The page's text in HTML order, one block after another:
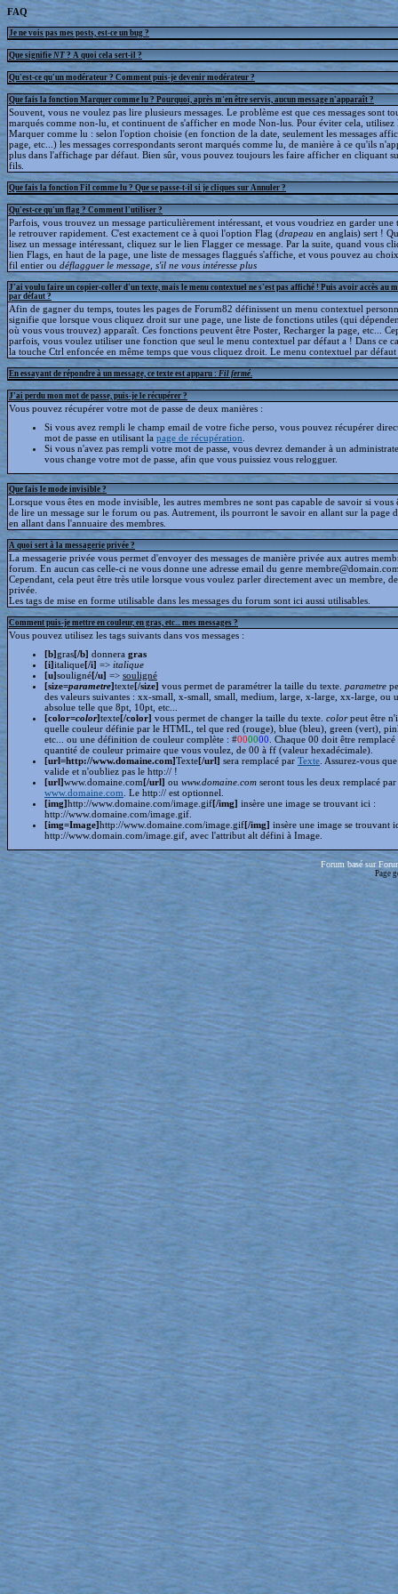
FAQ
Je ne vois pas mes posts, est-ce un bug ?
Que signifie NT ? A quoi cela sert-il ?
Qu'est-ce qu'un modérateur ? Comment puis-je devenir modérateur ?
Que fais la fonction Marquer comme lu ? Pourquoi, après m'en être servis, aucun message n'apparaît ?
Souvent, vous ne voulez pas lire plusieurs messages. Le problème est que ces messages sont
marqués comme non-lu, et continuent de s'afficher en mode Non-lus. Pour éviter cela,
Marquer comme lu : selon l'option choisie (en fonction de la date, seulement les messages
page, etc...) les messages correspondants seront marqués comme lu, de manière à ce qu'ils
plus dans l'affichage par défaut. Bien sûr, vous pouvez toujours les faire afficher en cliquant
fils.
Que fais la fonction Fil comme lu ? Que se passe-t-il si je cliques sur Annuler ?
Qu'est-ce qu'un flag ? Comment l'utiliser ?
Parfois, vous trouvez un message particulièrement intéressant, et vous voudriez en garder une
le retrouver rapidement. C'est exactement ce à quoi l'option Flag (drapeau en anglais) sert !
lisez un message intéressant, cliquez sur le lien Flagger ce message. Par la suite, quand vous
lien Flags, en haut de la page, une liste de messages flaggués s'affiche, et vous pouvez au
fil entier ou déflagguerle message, s'il ne vous intéresse plus
J'ai voulu faire un copier-coller d'un texte, mais le menu contextuel ne s'est pas affiché ! Puis avoir accès au
par défaut ?
Afin de gagner du temps, toutes les pages de Forum82 définissent un menu contextuel
signifie que lorsque vous cliquez droit sur une page, une liste de fonctions utiles (qui
où vous vous trouvez) apparaît. Ces fonctions peuvent être Poster, Recharger la page, etc...
parfois, vous voulez utiliser une fonction que seul le menu contextuel par défaut a ! Dans ce
la touche Ctrl enfoncée en même temps que vous cliquez droit. Le menu contextuel par
En essayant de répondre à un message, ce texte est apparu : Fil fermé
J'ai perdu mon mot de passe, puis-je le récupérer ?
Vous pouvez récupérer votre mot de passe de deux manières :
Si vous avez rempli le champ email de votre fiche perso, vous pouvez récupérer
mot de passe en utilisant la page de récupération
Si vous n'avez pas rempli votre mot de passe, vous devrez demander à un
vous change votre mot de passe, afin que vous puissiez vous relogguer.
Que fais le mode invisible ?
Lorsque vous êtes en mode invisible, les autres membres ne sont pas capable de savoir si vous
de lire un message sur le forum ou pas. Autrement, ils pourront le savoir en allant sur la page
en allant dans l'annuaire des membres.
A quoi sert à la messagerie privée ?
La messagerie privée vous permet d'envoyer des messages de manière privée aux autres
forum. En aucun cas celle-ci ne vous donne une adresse email du genre
Cependant, cela peut être très utile lorsque vous voulez parler directement avec un membre,
privée.
Les tags de mise en forme utilisable dans les messages du forum sont ici aussi utilisables.
Comment puis-je mettre en couleur, en gras, etc... mes messages ?
Vous pouvez utilisez les tags suivants dans vos messages :
[b]gras[/b] donnera gras
[i]italique[/i] => italique
[u]souligné[/u] => souligné
[size=parametre]texte[/size] vous permet de paramétrer la taille du texte. parametre
des valeurs suivantes : xx-small, x-small, small, medium, large, x-large, xx-large, ou
absolue telle que 8pt, 10pt, etc...
[color=color]texte[/color] vous permet de changer la taille du texte. colorpeut être
quelle couleur définie par le HTML, tel que red (rouge), blue (bleu), green (vert),
etc... ou une définition de couleur complète : #000000 . Chaque 00 doit être
quantité de couleur primaire que vous voulez, de 00 à ff (valeur hexadécimale).
[url=http://www.domaine.com]Texte[/url] sera remplacé par Texte . Assurez-vous
valide et n'oubliez pas le http:// !
[url]www.domaine.com[/url] ou www.domaine.com seront tous les deux remplacé par
www.domaine.com . Le http:// est optionnel.
[img]http://www.domaine.com/image.gif[/img] insère une image se trouvant ici :
http://www.domaine.com/image.gif.
[img=Image]http://www.domaine.com/image.gif[/img] insère une image se trouvant
http://www.domain.com/image.gif, avec l'attribut alt défini à Image.
Forum basé sur
Page